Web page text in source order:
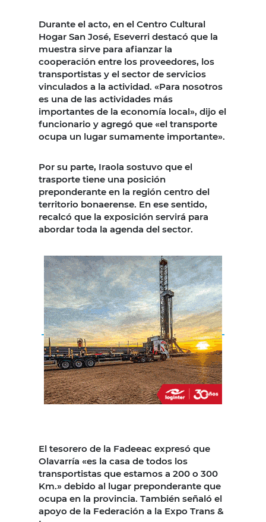
Durante el acto, en el Centro Cultural
Hogar San José, Eseverri destacó que la
muestra sirve para afianzar la
cooperación entre los proveedores, los
transportistas y el sector de servicios
vinculados a la actividad. «Para nosotros
es una de las actividades más
importantes de la economía local», dijo el
funcionario y agregó que «el transporte
ocupa un lugar sumamente importante».
Por su parte, Iraola sostuvo que el
trasporte tiene una posición
preponderante en la región centro del
territorio bonaerense. En ese sentido,
recalcó que la exposición servirá para
abordar toda la agenda del sector.
El tesorero de la Fadeeac expresó que
Olavarría «es la casa de todos los
transportistas que estamos a 200 o 300
Km.» debido al lugar preponderante que
ocupa en la provincia. También señaló el
apoyo de la Federación a la Expo Trans &